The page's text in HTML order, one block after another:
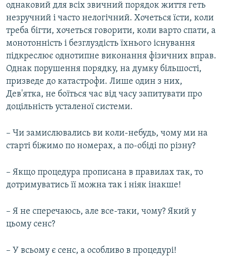
однаковий для всіх звичний порядок життя геть
незручний і часто нелогічний. Хочеться їсти, коли
треба бігти, хочеться говорити, коли варто спати, а
монотонність і безглуздість їхнього існування
підкреслює однотипне виконання фізичних вправ.
Однак порушення порядку, на думку більшості,
призведе до катастрофи. Лише один з них,
Дев'ятка, не боїться час від часу запитувати про
доцільність усталеної системи.
– Чи замислювались ви коли-небудь, чому ми на
старті біжимо по номерах, а по-обіді по різну?
– Якщо процедура прописана в правилах так, то
дотримуватись її можна так і ніяк інакше!
– Я не сперечаюсь, але все-таки, чому? Який у
цьому сенс?
– У всьому є сенс, а особливо в процедурі!